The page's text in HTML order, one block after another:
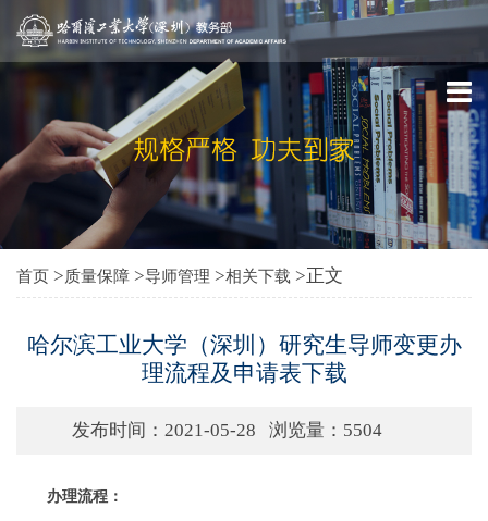
首页 >质量保障 >导师管理 >相关下载 >正文
哈尔滨工业大学（深圳）研究生导师变更办
理流程及申请表下载
发布时间：2021-05-28 浏览量： 5504
办理流程：